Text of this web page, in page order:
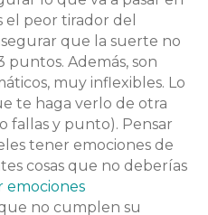
peor tirador del
que la suerte no
puntos. Además, son
muy inflexibles. Lo
te haga verlo de otra
fallas y punto). Pensar
tener emociones de
cosas que no deberías
emociones
no cumplen su